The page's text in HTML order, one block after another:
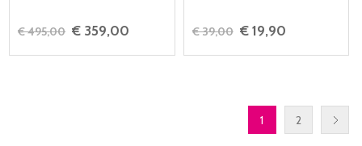
€ 495,00 € 359,00 € 39,00 € 19,90
1 2